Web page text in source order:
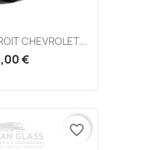
CHEVROLET...
€
favorite_border